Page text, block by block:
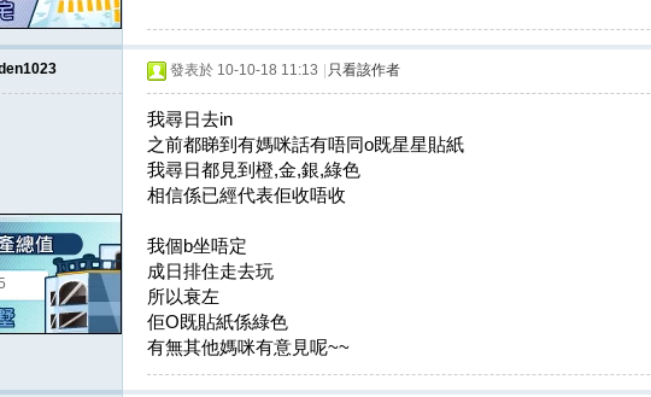
發表於 10-10-18 11:13 只看該作者
我尋日去in
之前都睇到有媽咪話有唔同o既星星貼紙
我尋日都見到橙,金,銀,綠色
相信係已經代表佢收唔收
我個b坐唔定
成日排住走去玩
所以衰左
佢O既貼紙係綠色
有無其他媽咪有意見呢~~